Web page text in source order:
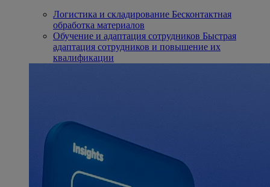
Логистика и складирование Бесконтактная
обработка материалов
Обучение и адаптация сотрудников Быстрая
адаптация сотрудников и повышение их
квалификации